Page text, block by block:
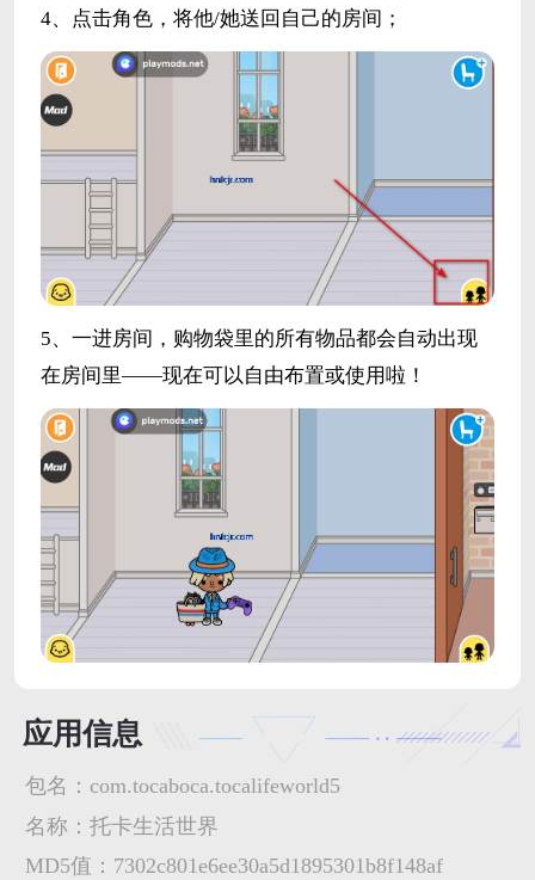
4、点击角色，将他/她送回自己的房间；
5、一进房间，购物袋里的所有物品都会自动出现
在房间里——现在可以自由布置或使用啦！
应用信息
包名： com.tocaboca.tocalifeworld5
名称： 托卡生活世界
MD5值： 7302c801e6ee30a5d1895301b8f148af